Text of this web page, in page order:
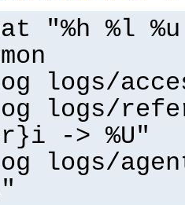
"%h %l
logs/
logs/
-> %U"
logs/